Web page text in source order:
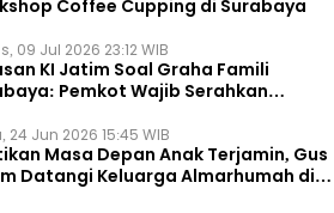
Coffee Cupping di Surabaya
09 Jul 2026 23:12 WIB
KI Jatim Soal Graha Famili
Pemkot Wajib Serahkan
24 Jun 2026 15:45 WIB
Masa Depan Anak Terjamin, Gus
Datangi Keluarga Almarhumah di